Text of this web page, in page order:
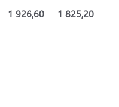
1 926,60 1 825,20